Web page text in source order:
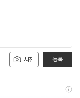
사진 등록